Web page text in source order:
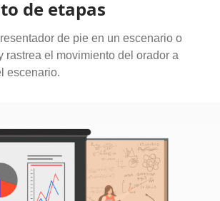
de etapas
de pie en un escenario o
rastrea el movimiento del orador a
escenario.